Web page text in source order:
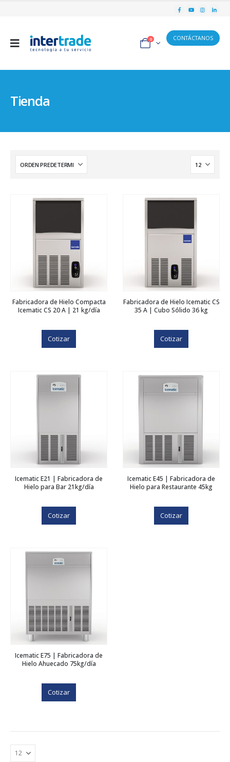
0 CONTÁCTANOS
Tienda
Fabricadora de Hielo Compacta
Icematic CS 20 A | 21 kg/día
Cotizar
Fabricadora de Hielo Icematic CS
35 A | Cubo Sólido 36 kg
Cotizar
Icematic E21 | Fabricadora de
Hielo para Bar 21kg/día
Cotizar
Icematic E45 | Fabricadora de
Hielo para Restaurante 45kg
Cotizar
Icematic E75 | Fabricadora de
Hielo Ahuecado 75kg/día
Cotizar